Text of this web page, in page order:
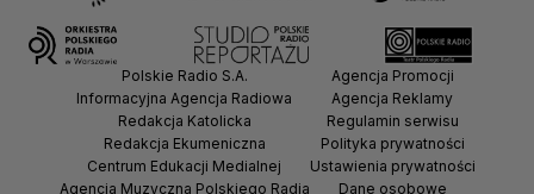
Polskie Radio S.A.
Informacyjna Agencja Radiowa
Redakcja Katolicka
Redakcja Ekumeniczna
Centrum Edukacji Medialnej
Agencja Muzyczna Polskiego Radia
Agencja Promocji
Agencja Reklamy
Regulamin serwisu
Polityka prywatności
Ustawienia prywatności
Dane osobowe